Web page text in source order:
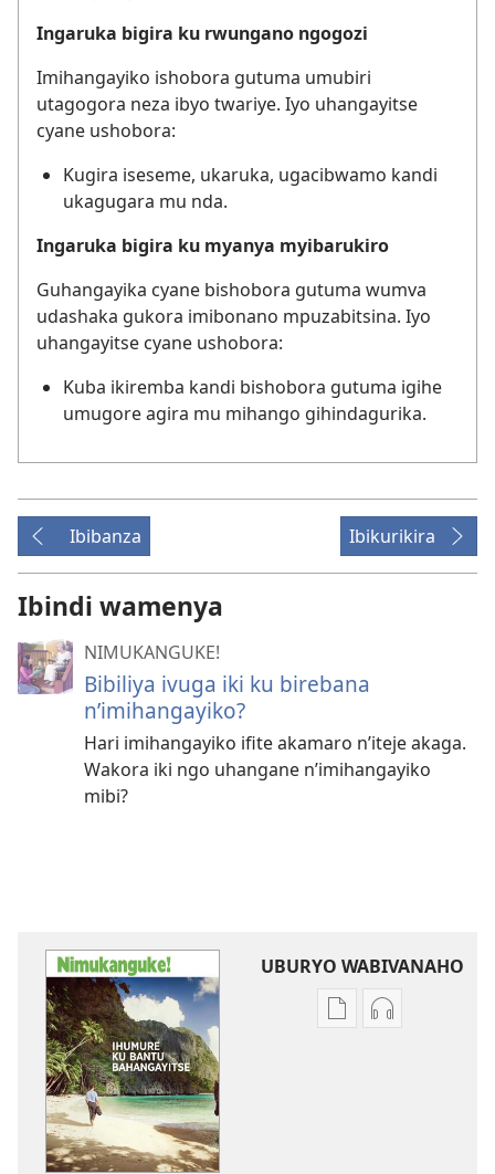
Ingaruka bigira ku rwungano ngogozi
Imihangayiko ishobora gutuma umubiri
utagogora neza ibyo twariye. Iyo uhangayitse
cyane ushobora:
Kugira iseseme, ukaruka, ugacibwamo kandi
ukagugara mu nda.
Ingaruka bigira ku myanya myibarukiro
Guhangayika cyane bishobora gutuma wumva
udashaka gukora imibonano mpuzabitsina. Iyo
uhangayitse cyane ushobora:
Kuba ikiremba kandi bishobora gutuma igihe
umugore agira mu mihango gihindagurika.
Ibibanza Ibikurikira
Ibindi wamenya
NIMUKANGUKE!
Bibiliya ivuga iki ku birebana
n’imihangayiko?
Hari imihangayiko ifite akamaro n’iteje akaga.
Wakora iki ngo uhangane n’imihangayiko
mibi?
UBURYO WABIVANAHO
Uko Uko